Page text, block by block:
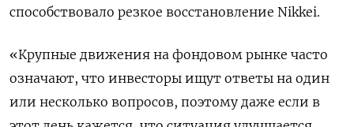
способствовало резкое восстановление Nikkei.
«Крупные движения на фондовом рынке часто
означают, что инвесторы ищут ответы на один
или несколько вопросов, поэтому даже если в